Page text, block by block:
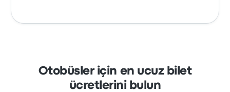
Otobüsler için en ucuz bilet
ücretlerini bulun